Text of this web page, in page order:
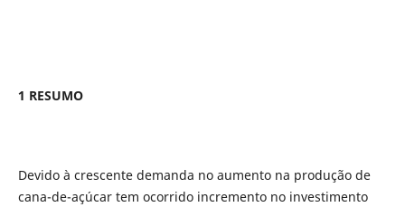
1 RESUMO
Devido à crescente demanda no aumento na produção de
cana-de-açúcar tem ocorrido incremento no investimento